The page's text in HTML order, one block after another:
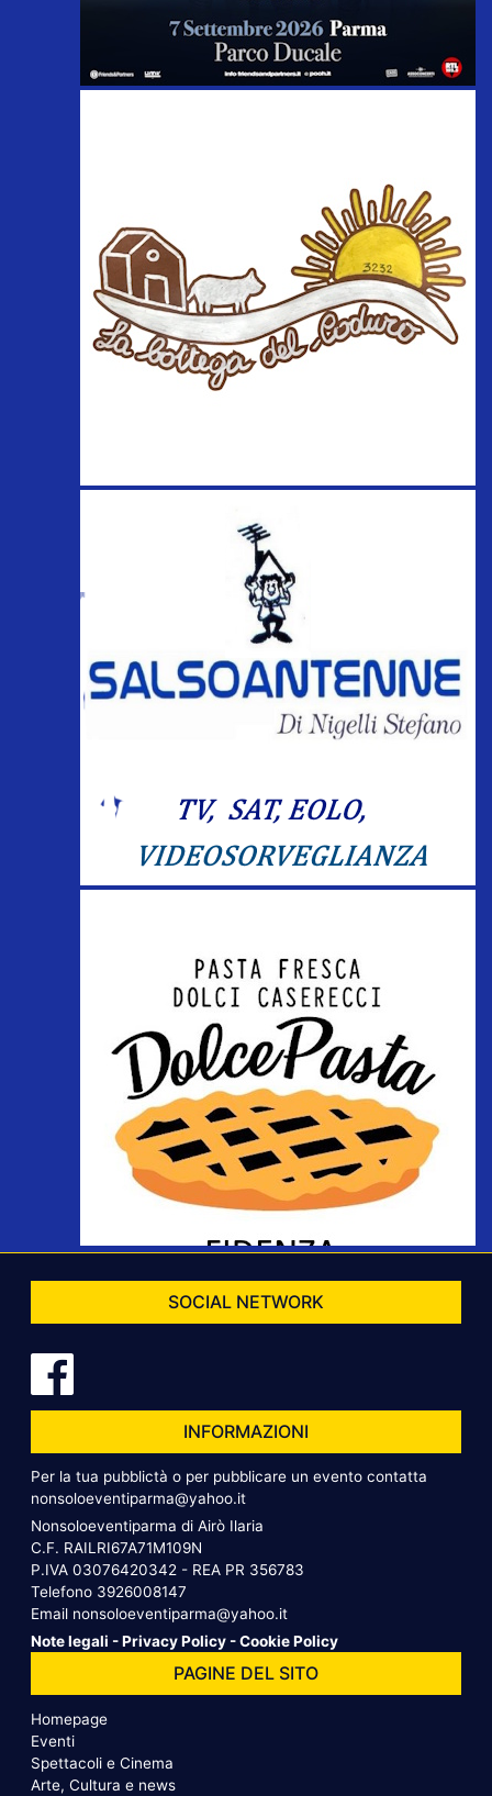
SOCIAL NETWORK
INFORMAZIONI
Per la tua pubblictà o per pubblicare un evento contatta
nonsoloeventiparma@yahoo.it
Nonsoloeventiparma di Airò Ilaria
C.F. RAILRI67A71M109N
P.IVA 03076420342 - REA PR 356783
Telefono 3926008147
Email nonsoloeventiparma@yahoo.it
Note legali -Privacy Policy -Cookie Policy
PAGINE DEL SITO
Homepage
Eventi
Spettacoli e Cinema
Arte, Cultura e news